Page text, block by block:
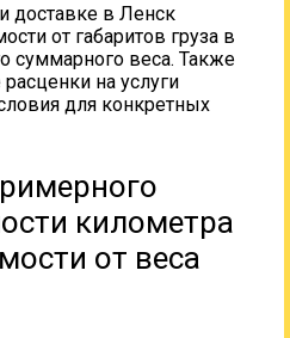
доставке в Ленск
от габаритов груза в
суммарного веса. Также
на услуги
для конкретных
километра
от веса